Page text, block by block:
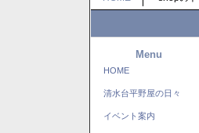
Menu
HOME
清水台平野屋の日々
イベント案内